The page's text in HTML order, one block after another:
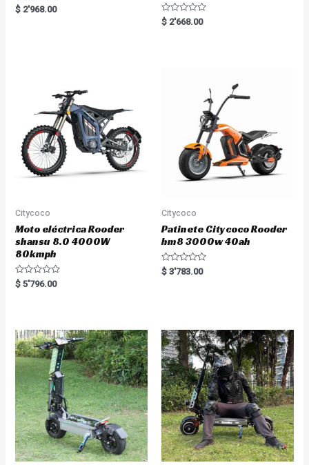
R
a
$ 2'968.00
R
a
$ 2'668.00
Citycoco
Moto eléctrica Rooder
shansu 8.0 4000W
80kmph
R
a
o
u
t
o
f
$ 5'796.00
Citycoco
Patinete Citycoco Rooder
hm8 3000w 40ah
R
a
t
o
f
5
$ 3'783.00